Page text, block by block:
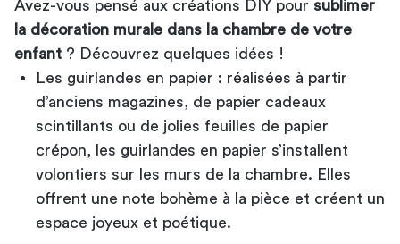
Avez-vous pensé aux créations DIY pour sublimer
la décoration murale dans la chambre de votre
enfant ? Découvrez quelques idées !
Les guirlandes en papier : réalisées à partir
d’anciens magazines, de papier cadeaux
scintillants ou de jolies feuilles de papier
crépon, les guirlandes en papier s’installent
volontiers sur les murs de la chambre. Elles
offrent une note bohème à la pièce et créent un
espace joyeux et poétique.